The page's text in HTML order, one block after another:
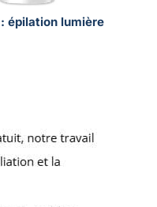
épilation lumière